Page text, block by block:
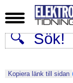
Kopiera länk till sidan